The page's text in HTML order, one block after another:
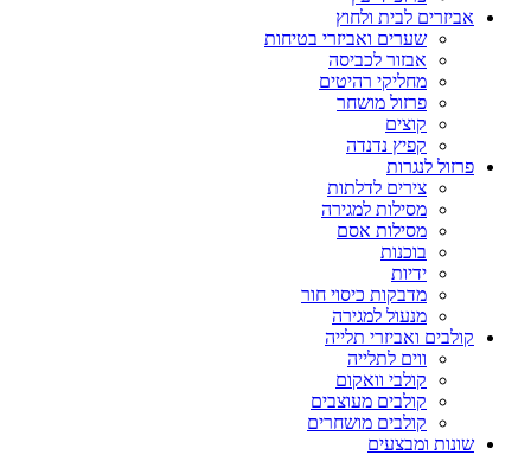
אביזרים לבית ולחוץ
שערים ואביזרי בטיחות
אבזור לכביסה
מחליקי רהיטים
פרזול מושחר
קוצים
קפיץ נדנדה
פרזול לנגרות
צירים לדלתות
מסילות למגירה
מסילות אסם
בוכנות
ידיות
מדבקות כיסוי חור
מנעול למגירה
קולבים ואביזרי תלייה
ווים לתלייה
קולבי וואקום
קולבים מעוצבים
קולבים מושחרים
שונות ומבצעים